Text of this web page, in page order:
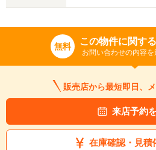
無料 この物件に関す
お問い合わせの内容
販売店から最短即日、
来店予約
在庫確認・見積